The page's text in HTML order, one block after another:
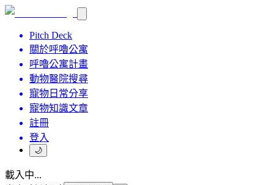
Pitch Deck
關於呼嚕公寓
呼嚕公寓計畫
動物醫院搜尋
寵物日常分享
寵物知識文章
註冊
登入
🌙
載入中...